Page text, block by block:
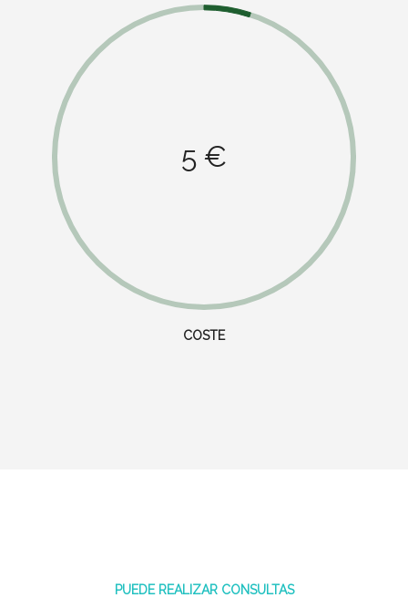
5 €
COSTE
PUEDE REALIZAR CONSULTAS